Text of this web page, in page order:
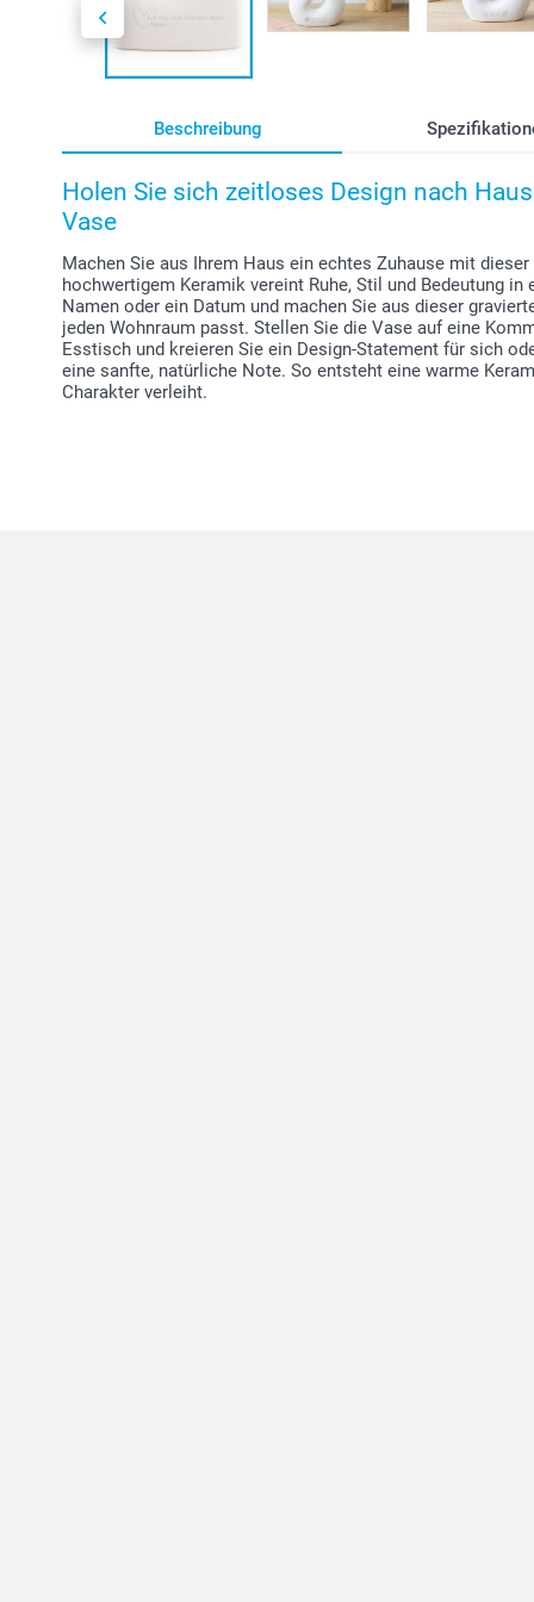
Beschreibung
Holen Sie sich zeitloses Design nach
Vase
Machen Sie aus Ihrem Haus ein echtes Zuhause mit
hochwertigem Keramik vereint Ruhe, Stil und Bedeutung
Namen oder ein Datum und machen Sie aus dieser
jeden Wohnraum passt. Stellen Sie die Vase auf eine
Esstisch und kreieren Sie ein Design-Statement für sich
eine sanfte, natürliche Note. So entsteht eine warme
Charakter verleiht.